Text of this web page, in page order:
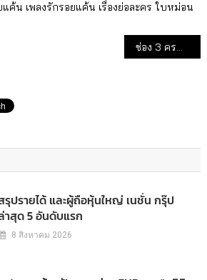
แค้น เพลงรักรอยแค้น เรื่องย่อละคร ใบหม่อน
ช่อง 3 ครบรอบ 53 ปี จัดหนักความบันเทิงเดือน มีนาคม
รุปรายได้ และผู้ถือหุ้นใหญ่ เนชั่น กรุ๊ป
าสุด 5 อันดับแรก
8 สิงหาคม 2026